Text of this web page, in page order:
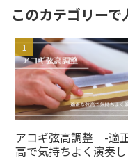
このカテゴリーで
アコギ弦高調整 -適
高で気持ちよく演奏